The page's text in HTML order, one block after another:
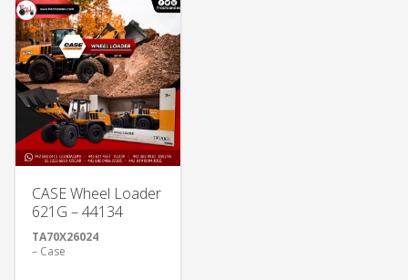
CASE Wheel Loader
621G – 44134
TA70X26024
– Case